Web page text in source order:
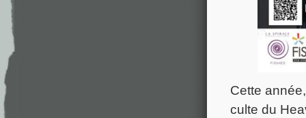
Cette
culte du